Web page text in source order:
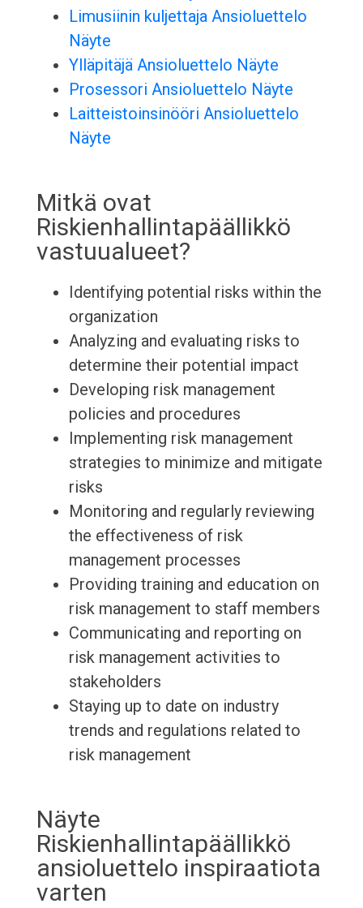
Limusiinin kuljettaja Ansioluettelo
Näyte
Ylläpitäjä Ansioluettelo Näyte
Prosessori Ansioluettelo Näyte
Laitteistoinsinööri Ansioluettelo
Näyte
Mitkä ovat
Riskienhallintapäällikkö
vastuualueet?
Identifying potential risks within the
organization
Analyzing and evaluating risks to
determine their potential impact
Developing risk management
policies and procedures
Implementing risk management
strategies to minimize and mitigate
risks
Monitoring and regularly reviewing
the effectiveness of risk
management processes
Providing training and education on
risk management to staff members
Communicating and reporting on
risk management activities to
stakeholders
Staying up to date on industry
trends and regulations related to
risk management
Näyte
Riskienhallintapäällikkö
ansioluettelo inspiraatiota
varten